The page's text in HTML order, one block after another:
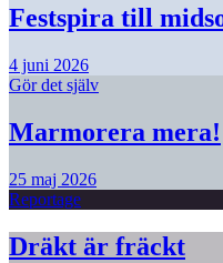
Festspira till
4 juni 2026
Gör det själv
Marmorera mera!
25 maj 2026
Reportage
Dräkt är fräckt